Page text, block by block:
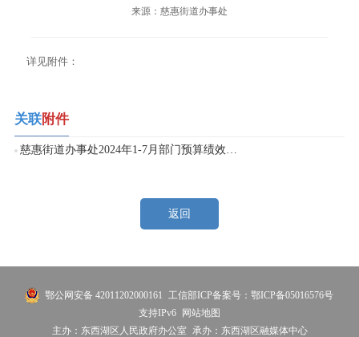
来源：慈惠街道办事处
详见附件：
关联附件
慈惠街道办事处2024年1-7月部门预算绩效运行监控统计表、情况表.xlsx
返回
鄂公网安备 42011202000161
工信部ICP备案号：鄂ICP备05016576号
支持IPv6 网站地图
主办：东西湖区人民政府办公室
承办：东西湖区融媒体中心